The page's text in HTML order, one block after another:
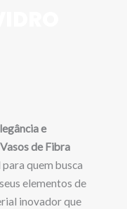
e
Vasos de Fibra
quem busca
elementos de
inovador que